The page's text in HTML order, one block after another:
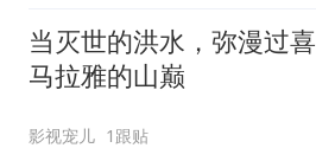
当灭世的洪水，弥漫过喜
马拉雅的山巅
影视宠儿 1跟贴